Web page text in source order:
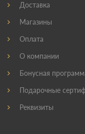
Доставка
Магазины
Оплата
О компании
Бонусная
Подарочные
Реквизиты